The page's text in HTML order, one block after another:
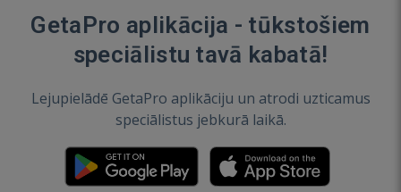
GetaPro aplikācija - tūkstošiem
speciālistu tavā kabatā!
Lejupielādē GetaPro aplikāciju un atrodi uzticamus
speciālistus jebkurā laikā.